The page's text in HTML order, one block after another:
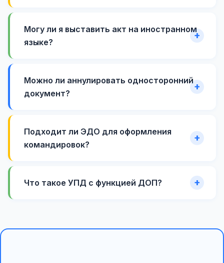
Могу ли я выставить акт на иностранном
языке?
Можно ли аннулировать односторонний
документ?
Подходит ли ЭДО для оформления
командировок?
Что такое УПД с функцией ДОП?